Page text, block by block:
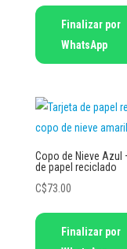
Finalizar por
WhatsApp
Copo de Nieve Azul
de papel reciclado
C$73.00
Finalizar por